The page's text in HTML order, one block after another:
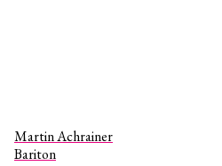
Martin Achrainer
Bariton